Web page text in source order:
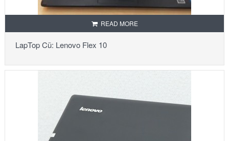
READ MORE
LapTop Cũ: Lenovo Flex 10